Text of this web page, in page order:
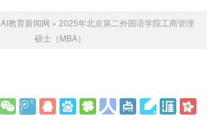
AI教育新闻网 » 2025年北京第二外国语学院工商管理
硕士（MBA）